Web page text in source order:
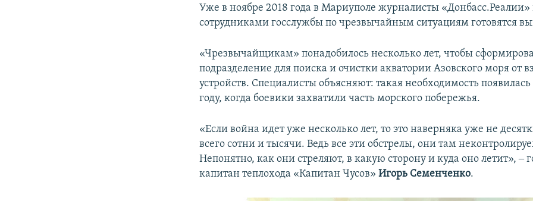
Уже в ноябре 2018 года в Мариуполе журналисты «Донбасс.Реалии»
сотрудниками госслужбы по чрезвычайным ситуациям готовятся
«Чрезвычайщикам» понадобилось несколько лет, чтобы
подразделение для поиска и очистки акватории Азовского моря от
устройств. Специалисты объясняют: такая необходимость
году, когда боевики захватили часть морского побережья.
«Если война идет уже несколько лет, то это наверняка уже не
всего сотни и тысячи. Ведь все эти обстрелы, они там
Непонятно, как они стреляют, в какую сторону и куда оно летит», ‒
капитан теплохода «Капитан Чусов»Игорь Семенченко.